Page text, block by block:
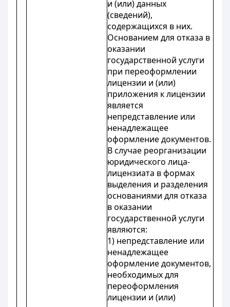
и (или) данных
(сведений),
содержащихся в них.
Основанием для отказа в
оказании
государственной услуги
при переоформлении
лицензии и (или)
приложения к лицензии
является
непредставление или
ненадлежащее
оформление документов.
В случае реорганизации
юридического лица-
лицензиата в формах
выделения и разделения
основаниями для отказа
в оказании
государственной услуги
являются:
1) непредставление или
ненадлежащее
оформление документов,
необходимых для
переоформления
лицензии и (или)